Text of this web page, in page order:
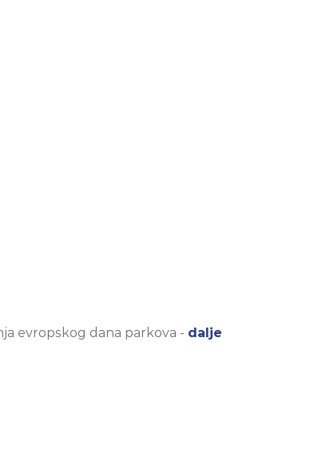
evropskog dana parkova - dalje